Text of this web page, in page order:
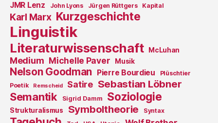
JMR Lenz John Lyons Jürgen Rüttgers Kapital
Karl Marx Kurzgeschichte
Linguistik
Literaturwissenschaft McLuhan
Medium Michelle Paver Musik
Nelson Goodman Pierre Bourdieu
Plüschtier
Poetik
Remscheid Satire Sebastian Löbner
Semantik Sigrid Damm Soziologie
Strukturalismus Symboltheorie Syntax